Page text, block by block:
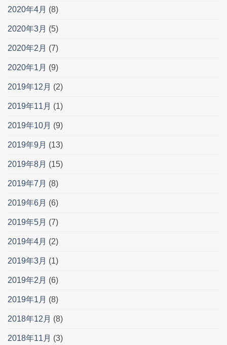
2020年4月 (8)
2020年3月 (5)
2020年2月 (7)
2020年1月 (9)
2019年12月 (2)
2019年11月 (1)
2019年10月 (9)
2019年9月 (13)
2019年8月 (15)
2019年7月 (8)
2019年6月 (6)
2019年5月 (7)
2019年4月 (2)
2019年3月 (1)
2019年2月 (6)
2019年1月 (8)
2018年12月 (8)
2018年11月 (3)